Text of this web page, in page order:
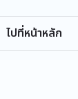
ไปที่หน้าหลัก